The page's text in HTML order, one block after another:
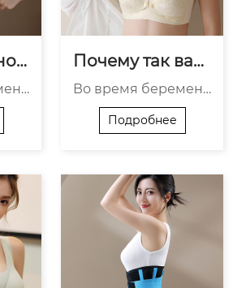
вс
и н
Почему так важ
но выбрать пра
вильный разме
Во время беремен
ности и грудного вс
кармливания грудь
становится более ч
увствительной, уве
личивается в разме
ре и может менятьс
я даже в течение од
Подробнее